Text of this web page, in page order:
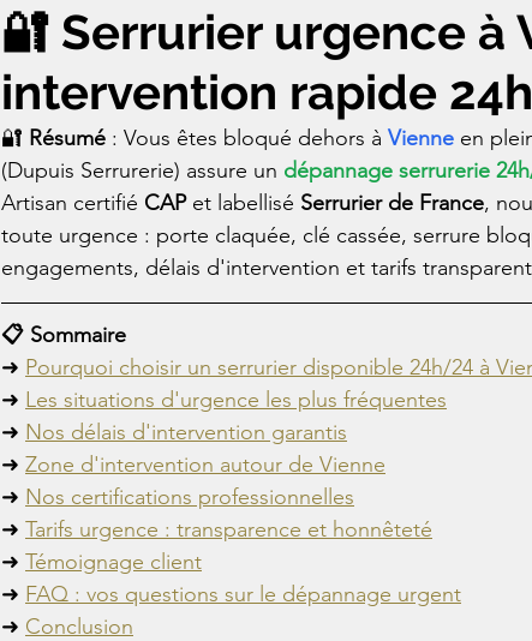
🔐 Serrurier urgence à
intervention rapide
🔐 Résumé : Vous êtes bloqué dehors à Vienne en
(Dupuis Serrurerie) assure un dépannage serrurerie
Artisan certifié CAP et labellisé Serrurier de France,
toute urgence : porte claquée, clé cassée, serrure
engagements, délais d'intervention et tarifs
📋 Sommaire
➜ Pourquoi choisir un serrurier disponible 24h/24 à
➜ Les situations d'urgence les plus fréquentes
➜ Nos délais d'intervention garantis
➜ Zone d'intervention autour de Vienne
➜ Nos certifications professionnelles
➜ Tarifs urgence : transparence et honnêteté
➜ Témoignage client
➜ FAQ : vos questions sur le dépannage urgent
➜ Conclusion